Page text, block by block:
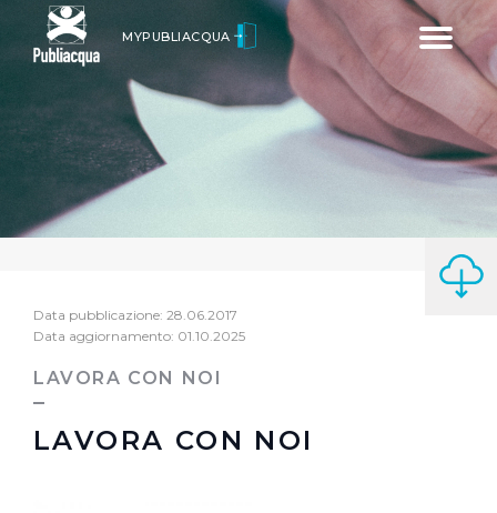
Toggle
MYPUBLIACQUA
Data pubblicazione: 28.06.2017
Data aggiornamento: 01.10.2025
LAVORA CON NOI
LAVORA CON NOI